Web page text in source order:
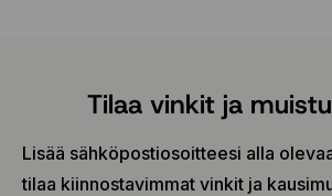
Tilaa vinkit ja
Lisää sähköpostiosoitteesi alla
tilaa kiinnostavimmat vinkit ja